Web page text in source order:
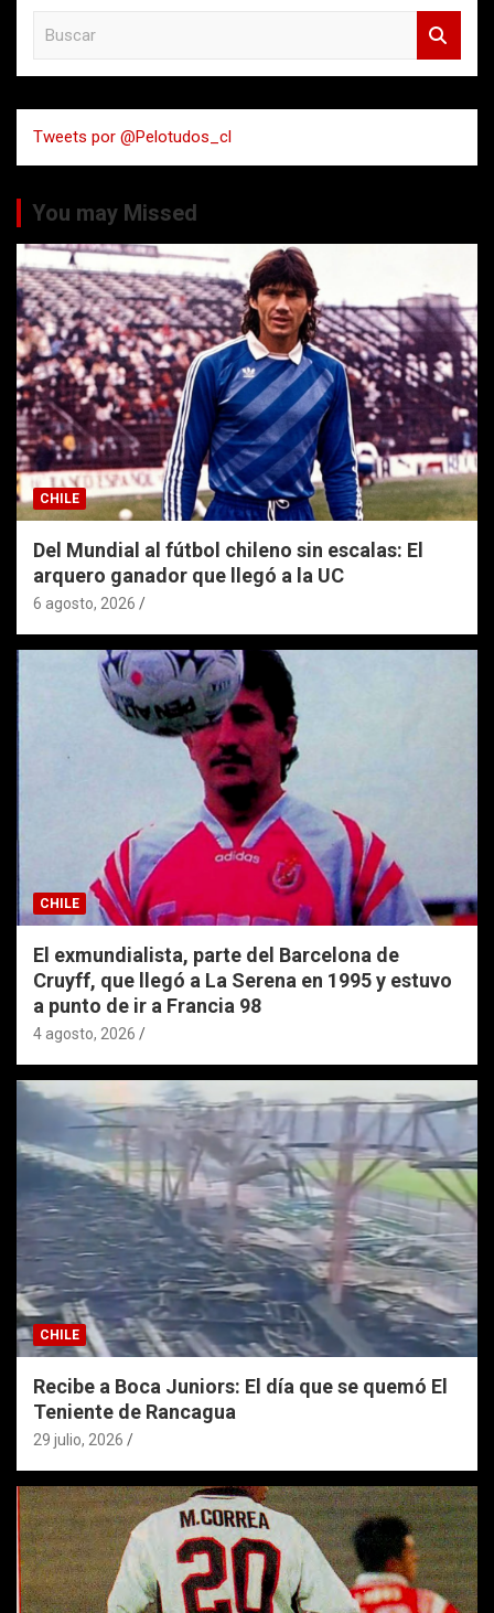
a
r
Tweets por @Pelotudos_cl
You may Missed
CHILE
Del Mundial al fútbol chileno sin escalas: El
arquero ganador que llegó a la UC
6 agosto, 2026
CHILE
El exmundialista, parte del Barcelona de
Cruyff, que llegó a La Serena en 1995 y estuvo
a punto de ir a Francia 98
4 agosto, 2026
CHILE
Recibe a Boca Juniors: El día que se quemó El
Teniente de Rancagua
29 julio, 2026